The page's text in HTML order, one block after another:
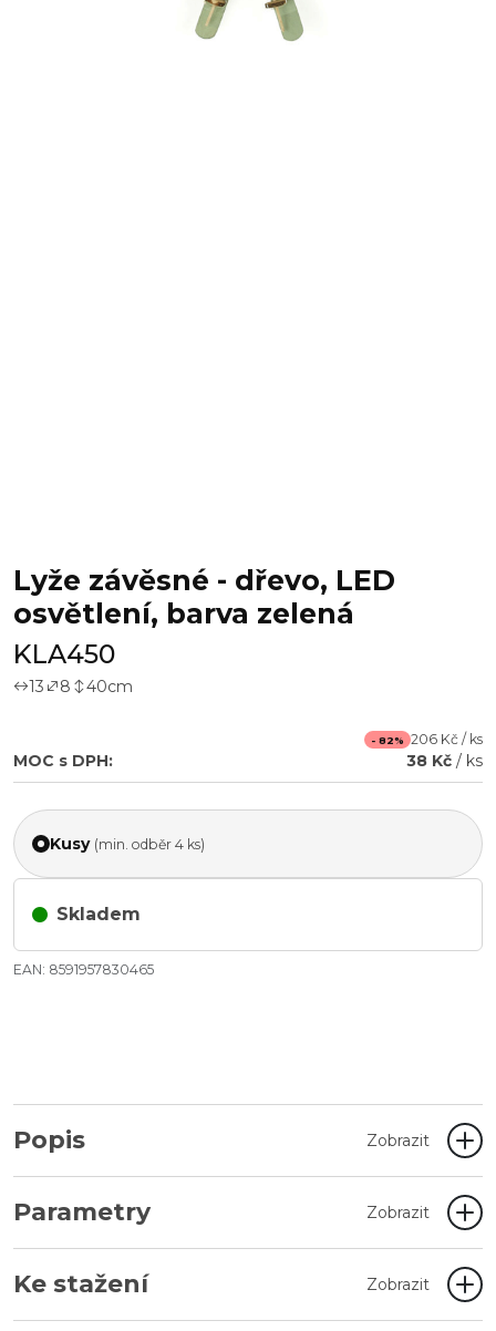
Lyže závěsné - dřevo, LED
osvětlení, barva zelená
KLA450
13 8 40cm
- 82% 206 Kč / ks
MOC s DPH: 38 Kč / ks
Kusy (min. odběr 4 ks)
Skladem
EAN: 8591957830465
Popis Zobrazit
Parametry Zobrazit
Ke stažení Zobrazit